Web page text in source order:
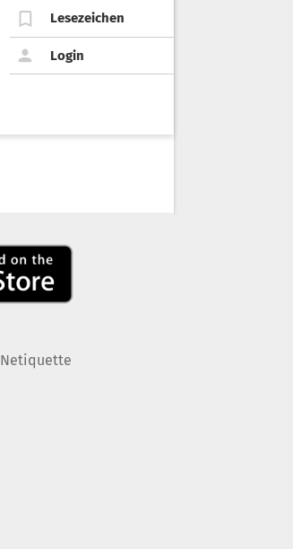
Lesezeichen
Login
Netiquette